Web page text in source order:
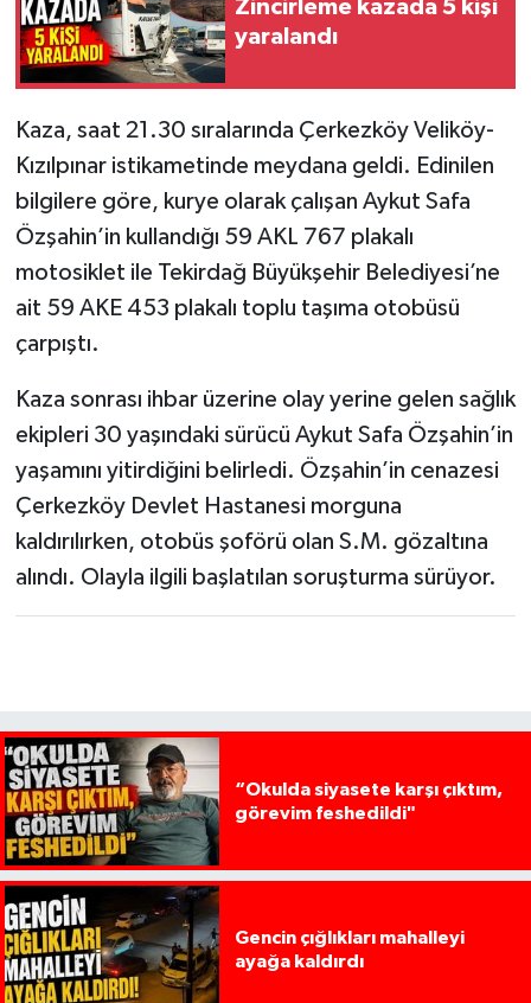
Zincirleme kazada 5 kişi
yaralandı
Kaza, saat 21.30 sıralarında Çerkezköy Veliköy-
Kızılpınar istikametinde meydana geldi. Edinilen
bilgilere göre, kurye olarak çalışan Aykut Safa
Özşahin’in kullandığı 59 AKL 767 plakalı
motosiklet ile Tekirdağ Büyükşehir Belediyesi’ne
ait 59 AKE 453 plakalı toplu taşıma otobüsü
çarpıştı.
Kaza sonrası ihbar üzerine olay yerine gelen sağlık
ekipleri 30 yaşındaki sürücü Aykut Safa Özşahin’in
yaşamını yitirdiğini belirledi. Özşahin’in cenazesi
Çerkezköy Devlet Hastanesi morguna
kaldırılırken, otobüs şoförü olan S.M. gözaltına
alındı. Olayla ilgili başlatılan soruşturma sürüyor.
“Okulda siyasete karşı çıktım,
görevim feshedildi"
Gencin çığlıkları mahalleyi
ayağa kaldırdı